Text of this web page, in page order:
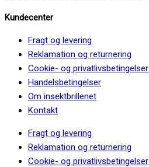
Kundecenter
Fragt og levering
Reklamation og returnering
Cookie- og privatlivsbetingelser
Handelsbetingelser
Om insektbrillenet
Kontakt
Fragt og levering
Reklamation og returnering
Cookie- og privatlivsbetingelser